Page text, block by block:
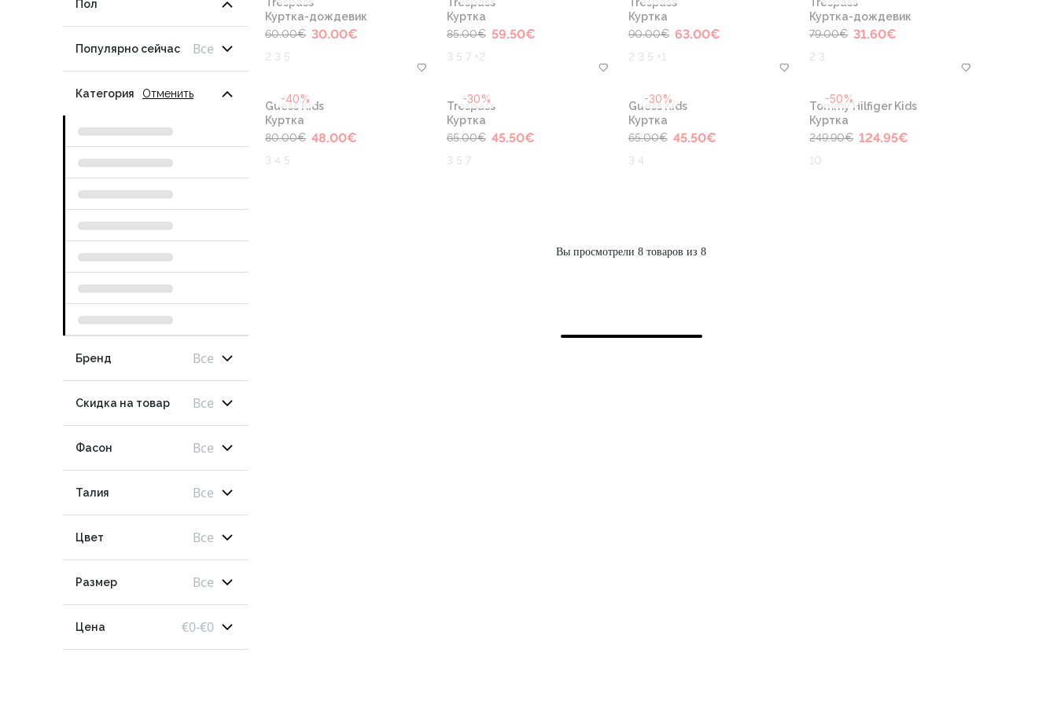
Пол
Популярно сейчас Все
Категория Отменить
Бренд Все
Скидка на товар Все
Фасон Все
Талия Все
Цвет Все
Размер Все
Цена €0-€0
Куртка-дождевик
60.00€ 30.00€
2 3 5
Куртка
85.00€ 59.50€
3 5 7 +2
Куртка
90.00€ 63.00€
2 3 5 +1
Куртка-дождевик
79.00€ 31.60€
2 3
-40%
Guess Kids
Куртка
80.00€ 48.00€
3 4 5
-30%
Trespass
Куртка
65.00€ 45.50€
3 5 7
-30%
Guess Kids
Куртка
65.00€ 45.50€
3 4
-50%
Tommy Hilfiger Kids
Куртка
249.90€ 124.95€
10
Вы просмотрели 8 товаров из 8